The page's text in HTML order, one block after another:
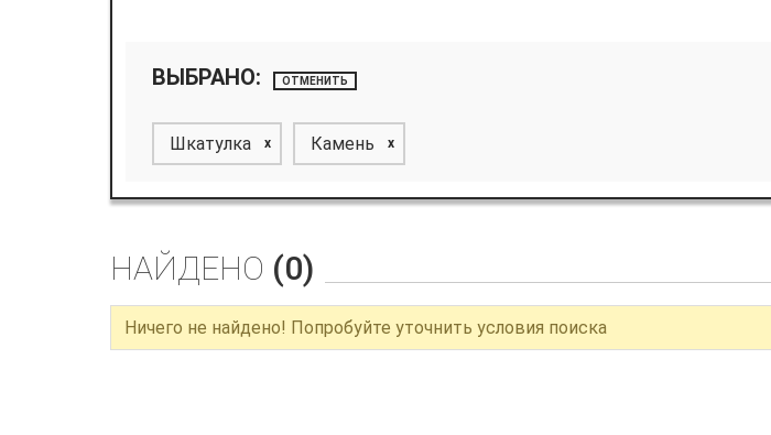
ВЫБРАНО: ОТМЕНИТЬ
Шкатулка x Камень x
НАЙДЕНО (0)
Ничего не найдено! Попробуйте уточнить условия поиска